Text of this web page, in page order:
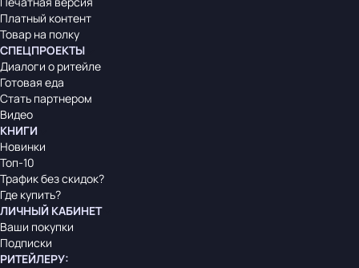
Платный контент
Товар на полку
СПЕЦПРОЕКТЫ
Диалоги о ритейле
Готовая еда
Стать партнером
Видео
КНИГИ
Новинки
Топ-10
Трафик без скидок?
Где купить?
ЛИЧНЫЙ КАБИНЕТ
Ваши покупки
Подписки
РИТЕЙЛЕРУ: